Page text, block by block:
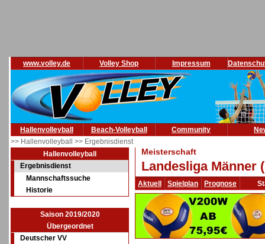
www.volley.de Volley Shop Impressum
Hallenvolleyball Beach-Volleyball Community
>> Hallenvolleyball >> Ergebnisdienst
Hallenvolleyball
Ergebnisdienst
Mannschaftssuche
Historie
Saison 2019/2020
Übergeordnet
Deutscher VV
Meisterschaft
Landesliga Männer
Aktuell Spielplan Prognose